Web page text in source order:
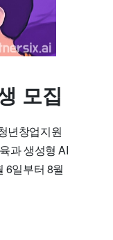
모집
년창업지원
과 생성형 AI
6일부터 8월